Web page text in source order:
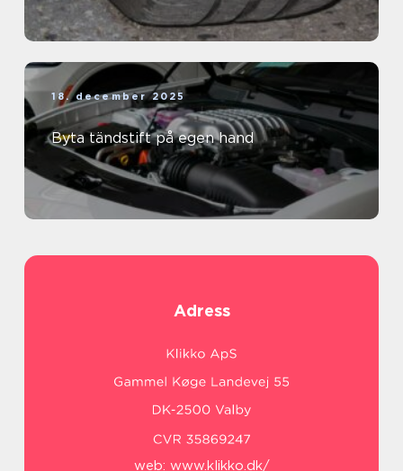
18. december 2025
Byta tändstift på egen hand
Adress
web: www.klikko.dk/